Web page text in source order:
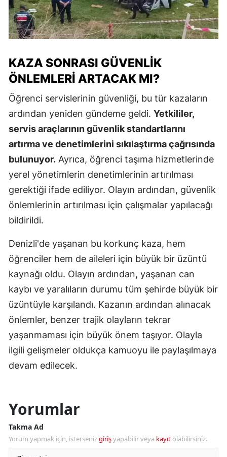
KAZA SONRASI GÜVENLIK
ÖNLEMLERI ARTACAK MI?
Öğrenci servislerinin güvenliği, bu tür kazaların
ardından yeniden gündeme geldi. Yetkililer,
servis araçlarının güvenlik standartlarını
artırma ve denetimlerini sıkılaştırma çağrısında
bulunuyor. Ayrıca, öğrenci taşıma hizmetlerinde
yerel yönetimlerin denetimlerinin artırılması
gerektiği ifade ediliyor. Olayın ardından, güvenlik
önlemlerinin artırılması için çalışmalar yapılacağı
bildirildi.
Denizli'de yaşanan bu korkunç kaza, hem
öğrenciler hem de aileleri için büyük bir üzüntü
kaynağı oldu. Olayın ardından, yaşanan can
kaybı ve yaralıların durumu tüm şehirde büyük bir
üzüntüyle karşılandı. Kazanın ardından alınacak
önlemler, benzer trajik olayların tekrar
yaşanmaması için büyük önem taşıyor. Olayla
ilgili gelişmeler oldukça kamuoyu ile paylaşılmaya
devam edilecek.
Yorumlar
Takma Ad
Yorum yapmak için, istersenizgirişyapabilir veya kayıt olabilirsiniz.